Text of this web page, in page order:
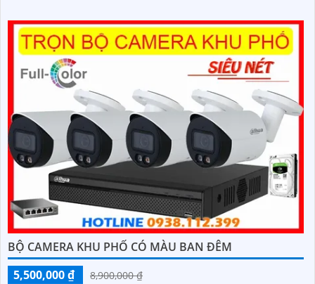
BỘ CAMERA KHU PHỐ CÓ MÀU BAN ĐÊM
5,500,000 ₫
8,900,000 ₫